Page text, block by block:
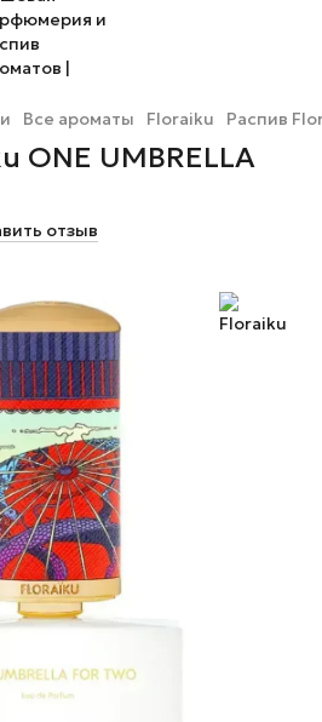
Все ароматы Floraiku Распив
ONE UMBRELLA
отзыв